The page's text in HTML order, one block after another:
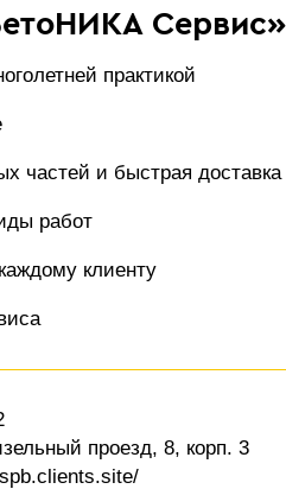
практикой
частей и быстрая доставка
работ
клиенту
проезд, 8, корп. 3